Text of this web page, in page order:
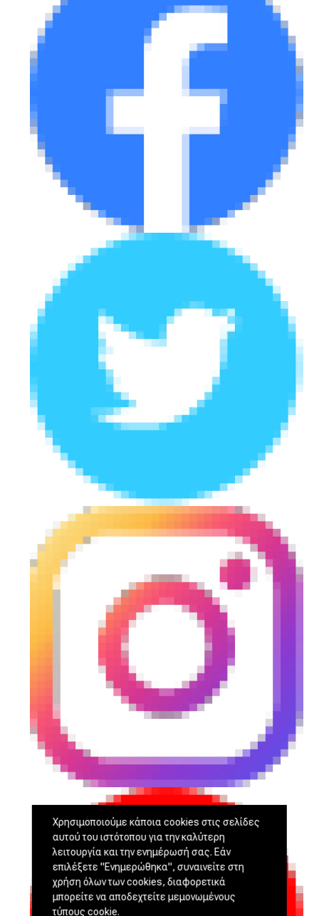
Χρησιμοποιούμε κάποια cookies στις σελίδες
αυτού του ιστότοπου για την καλύτερη
λειτουργία και την ενημέρωσή σας. Εάν
επιλέξετε "Ενημερώθηκα", συναινείτε στη
χρήση όλων των cookies, διαφορετικά
μπορείτε να αποδεχτείτε μεμονωμένους
τύπους cookie.